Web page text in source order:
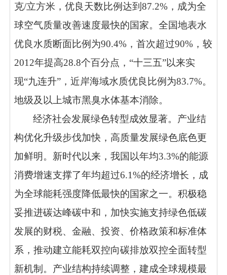
克/立方米，优良天数比例达到87.2%，成为全
球空气质量改善速度最快的国家。全国地表水
优良水质断面比例为90.4%，首次超过90%，较
2012年提高28.8个百分点，“十三五”以来实
现“九连升”，近岸海域水质优良比例为83.7%。
地级及以上城市黑臭水体基本消除。
经济社会发展绿色转型成效显著。产业结
构优化升级步伐加快，高质量发展绿色底色更
加鲜明。新时代以来，我国以年均3.3%的能源
消费增速支撑了年均超过6.1%的经济增长，成
为全球能耗强度降低最快的国家之一。积极稳
妥推进碳达峰碳中和，加快实施支持绿色低碳
发展的财税、金融、投资、价格政策和标准体
系，推动建立能耗双控向碳排放双控全面转型
新机制。产业结构持续调整，建成全球规模最